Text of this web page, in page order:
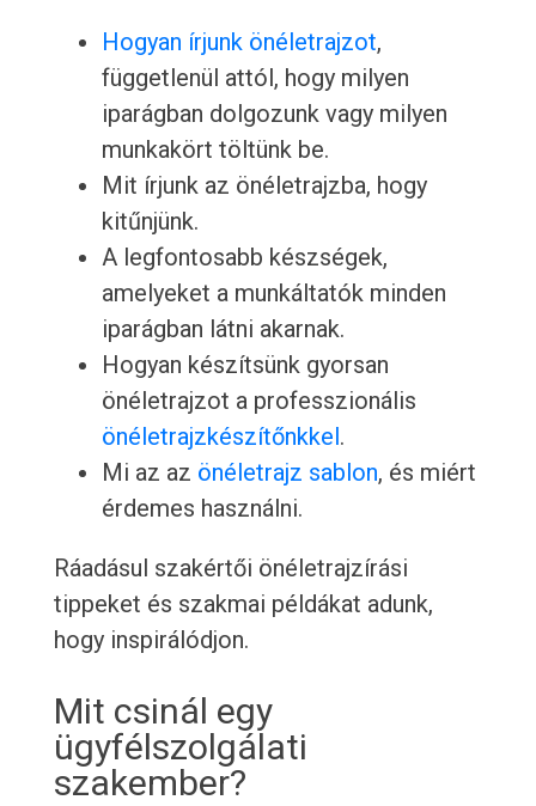
Hogyan írjunk önéletrajzot,
függetlenül attól, hogy milyen
iparágban dolgozunk vagy milyen
munkakört töltünk be.
Mit írjunk az önéletrajzba, hogy
kitűnjünk.
A legfontosabb készségek,
amelyeket a munkáltatók minden
iparágban látni akarnak.
Hogyan készítsünk gyorsan
önéletrajzot a professzionális
önéletrajzkészítőnkkel.
Mi az az önéletrajz sablon, és miért
érdemes használni.
Ráadásul szakértői önéletrajzírási
tippeket és szakmai példákat adunk,
hogy inspirálódjon.
Mit csinál egy
ügyfélszolgálati
szakember?